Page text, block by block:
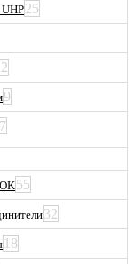
25
9
55
32
18